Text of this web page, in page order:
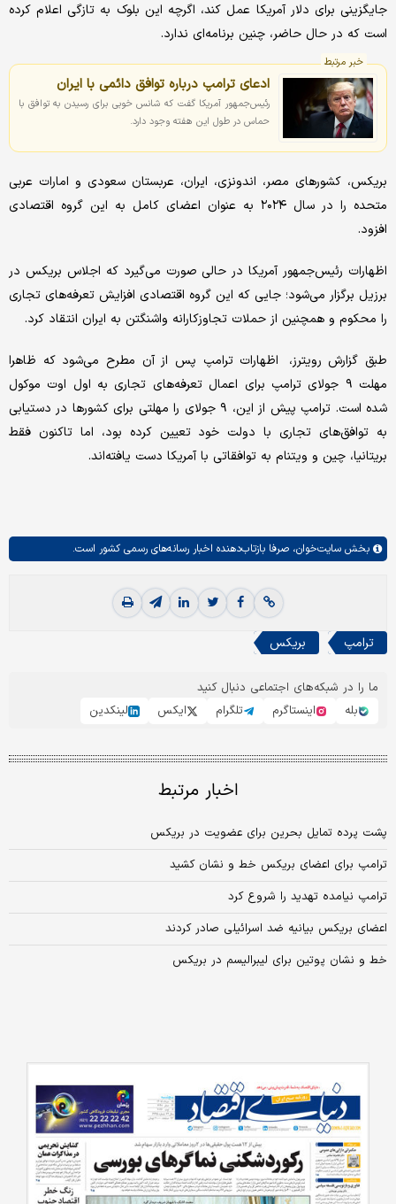
جایگزینی برای دلار آمریکا عمل کند، اگرچه این بلوک به تازگی اعلام کرده
است که در حال حاضر، چنین برنامه‌ای ندارد.
خبر مرتبط
ادعای ترامپ درباره توافق دائمی با ایران
رئیس‌جمهور آمریکا گفت که شانس خوبی برای رسیدن به توافق با
حماس در طول این هفته وجود دارد.
بریکس، کشورهای مصر، اندونزی، ایران، عربستان سعودی و امارات عربی
متحده را در سال ۲۰۲۴ به عنوان اعضای کامل به این گروه اقتصادی
افزود.
اظهارات رئیس‌جمهور آمریکا در حالی صورت می‌گیرد که اجلاس بریکس در
برزیل برگزار می‌شود؛ جایی که این گروه اقتصادی افزایش تعرفه‌های تجاری
را محکوم و همچنین از حملات تجاوزکارانه واشنگتن به ایران انتقاد کرد.
طبق گزارش رویترز، اظهارات ترامپ پس از آن مطرح می‌شود که ظاهرا
مهلت ۹ جولای ترامپ برای اعمال تعرفه‌های تجاری به اول اوت موکول
شده است. ترامپ پیش از این، ۹ جولای را مهلتی برای کشورها در دستیابی
به توافق‌های تجاری با دولت خود تعیین کرده بود، اما تاکنون فقط
بریتانیا، چین و ویتنام به توافقاتی با آمریکا دست یافته‌اند.
بخش سایت‌خوان، صرفا بازتاب‌دهنده اخبار رسانه‌های رسمی کشور است.
ترامپ بریکس
ما را در شبکه‌های اجتماعی دنبال کنید
بله
اینستاگرم تلگرام ایکس لینکدین
اخبار مرتبط
پشت پرده تمایل بحرین برای عضویت در بریکس
ترامپ برای اعضای بریکس خط و نشان کشید
ترامپ نیامده تهدید را شروع کرد
اعضای بریکس بیانیه ضد اسرائیلی صادر کردند
خط و نشان پوتین برای لیبرالیسم در بریکس